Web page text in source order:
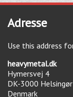
Adresse
Use this address
heavymetal.dk
Hymersvej 4
DK-3000 Helsingør
Denmark